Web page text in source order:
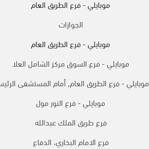
موبايلي - فرع الطريق العام
الجوازات
موبايلي - فرع الطريق العام
موبايلي - فرع السوق مركز الشامل العلا
موبايلي - فرع الطريق العام, أمام المستشفى
موبايلي - فرع النور مول
فرع طريق الملك عبدالله
فرع الامام البخاري، الدفاع